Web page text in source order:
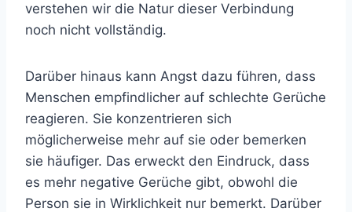
verstehen wir die Natur dieser Verbindung
noch nicht vollständig.
Darüber hinaus kann Angst dazu führen, dass
Menschen empfindlicher auf schlechte Gerüche
reagieren. Sie konzentrieren sich
möglicherweise mehr auf sie oder bemerken
sie häufiger. Das erweckt den Eindruck, dass
es mehr negative Gerüche gibt, obwohl die
Person sie in Wirklichkeit nur bemerkt. Darüber